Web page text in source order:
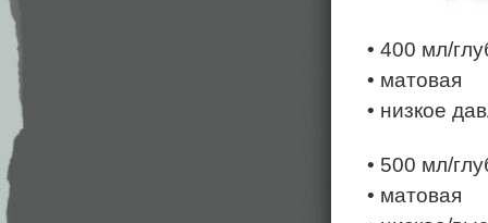
• 400 мл/
• матовая
• низкое
• 500 мл/
• матовая